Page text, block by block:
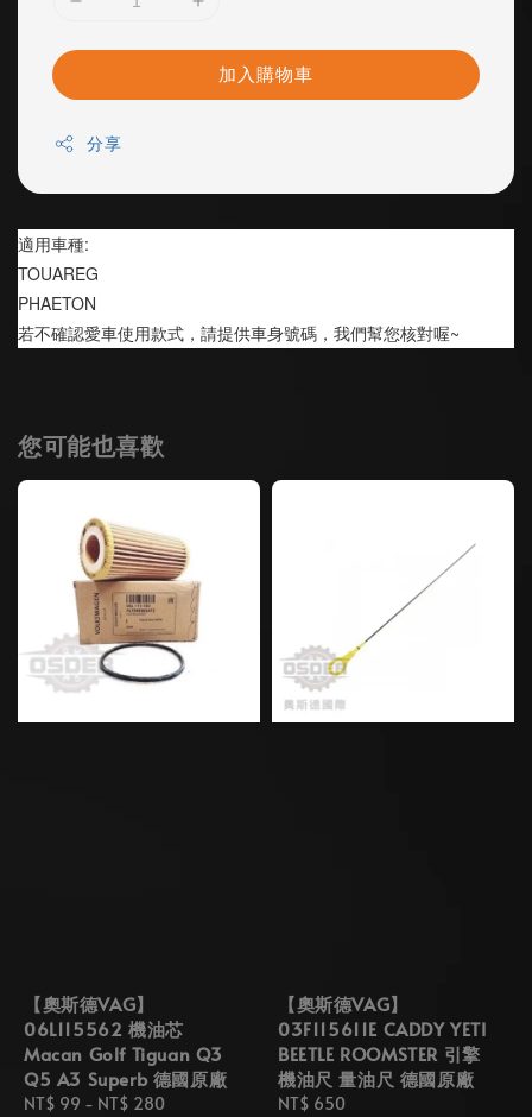
加入購物車
分享
適用車種:
TOUAREG
PHAETON
若不確認愛車使用款式，請提供車身號碼，我們幫您核對喔~
您可能也喜歡
【奧斯德VAG】
06L115562 機油芯
Macan Golf Tiguan Q3
Q5 A3 Superb 德國原廠
Regular
NT$ 99 - NT$ 280
【奧斯德VAG】
03F115611E CADDY YETI
BEETLE ROOMSTER 引擎
機油尺 量油尺 德國原廠
Regular
NT$ 650